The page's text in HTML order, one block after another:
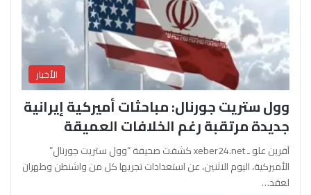
الأخبار
وول ستريت جورنال: مباحثات أميركية إيرانية
جديدة مرتقبة رغم الخلافات العميقة
آفرين علو ـ xeber24.net كشفت صحيفة “وول ستريت جورنال”
الأميركية، اليوم الاثنين، عن استعدادات تجريها كل من واشنطن وطهران
لعقد…